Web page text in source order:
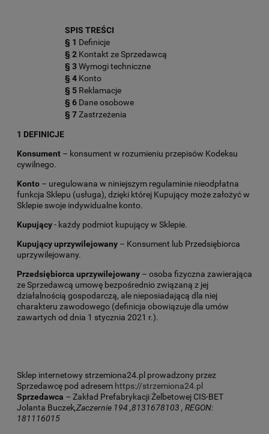
SPIS TREŚCI
§ 1 Definicje
§ 2 Kontakt ze Sprzedawcą
§ 3Wymogi techniczne
§ 4 Konto
§ 5 Reklamacje
§ 6 Dane osobowe
§ 7Zastrzeżenia
1 DEFINICJE
Konsument – konsument w rozumieniu przepisów Kodeksu
cywilnego.
Konto – uregulowana w niniejszym regulaminie nieodpłatna
funkcja Sklepu (usługa), dzięki której Kupujący może założyć w
Sklepie swoje indywidualne konto.
Kupujący- każdy podmiot kupujący w Sklepie.
Kupujący uprzywilejowany – Konsument lub Przedsiębiorca
uprzywilejowany.
Przedsiębiorca uprzywilejowany – osoba fizyczna zawierająca
ze Sprzedawcą umowę bezpośrednio związaną z jej
działalnością gospodarczą, ale nieposiadającą dla niej
charakteru zawodowego (definicja obowiązuje dla umów
zawartych od dnia 1 stycznia 2021 r.).
Sklep internetowy strzemiona24.pl prowadzony przez
Sprzedawcę pod adresem https://strzemiona24.pl
Sprzedawca – Zakład Prefabrykacji Żelbetowej CIS-BET
Jolanta Buczek,Zaczernie 194 ,8131678103 , REGON:
181116015